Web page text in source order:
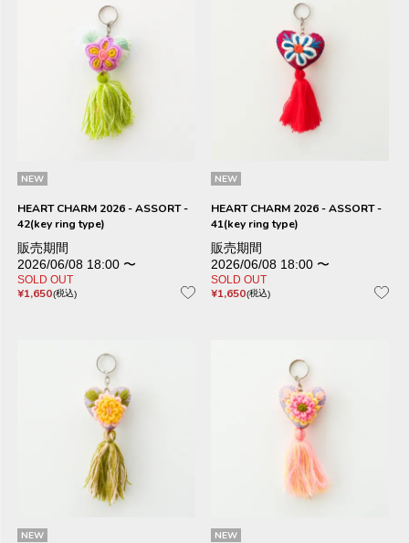
NEW
HEART CHARM 2026 - ASSORT -
42(key ring type)
販売期間
2026/06/08 18:00 〜
SOLD OUT
¥1,650 税込
NEW
HEART CHARM 2026 - ASSORT -
41(key ring type)
販売期間
2026/06/08 18:00 〜
SOLD OUT
¥1,650 税込
NEW NEW